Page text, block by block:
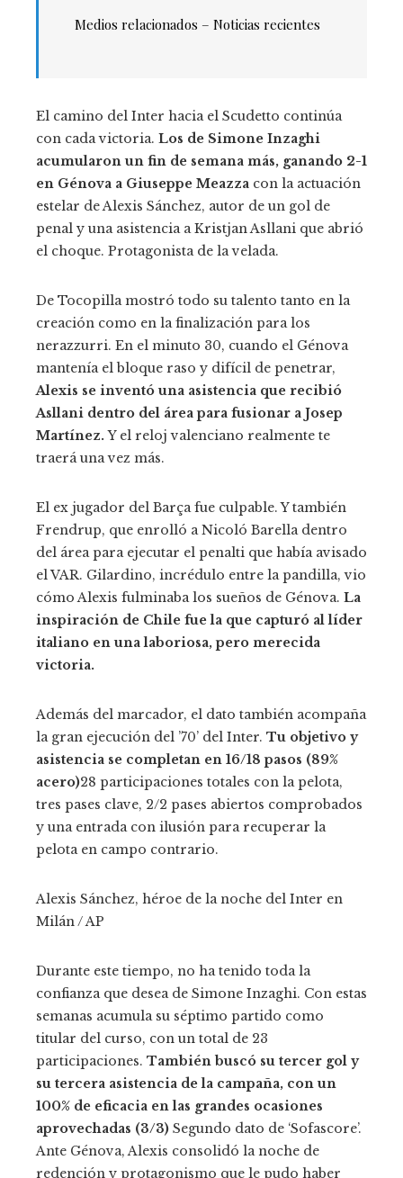
Medios relacionados – Noticias recientes
El camino del Inter hacia el Scudetto continúa
con cada victoria. Los de Simone Inzaghi
acumularon un fin de semana más, ganando 2-1
en Génova a Giuseppe Meazza con la actuación
estelar de Alexis Sánchez, autor de un gol de
penal y una asistencia a Kristjan Asllani que abrió
el choque. Protagonista de la velada.
De Tocopilla mostró todo su talento tanto en la
creación como en la finalización para los
nerazzurri. En el minuto 30, cuando el Génova
mantenía el bloque raso y difícil de penetrar,
Alexis se inventó una asistencia que recibió
Asllani dentro del área para fusionar a Josep
Martínez.Y el reloj valenciano realmente te
traerá una vez más.
El ex jugador del Barça fue culpable. Y también
Frendrup, que enrolló a Nicoló Barella dentro
del área para ejecutar el penalti que había avisado
el VAR. Gilardino, incrédulo entre la pandilla, vio
cómo Alexis fulminaba los sueños de Génova. La
inspiración de Chile fue la que capturó al líder
italiano en una laboriosa, pero merecida
victoria.
Además del marcador, el dato también acompaña
la gran ejecución del ’70’ del Inter. Tu objetivo y
asistencia se completan en 16/18 pasos (89%
acero)28 participaciones totales con la pelota,
tres pases clave, 2/2 pases abiertos comprobados
y una entrada con ilusión para recuperar la
pelota en campo contrario.
Alexis Sánchez, héroe de la noche del Inter en
Milán/ AP
Durante este tiempo, no ha tenido toda la
confianza que desea de Simone Inzaghi. Con estas
semanas acumula su séptimo partido como
titular del curso, con un total de 23
participaciones. También buscó su tercer gol y
su tercera asistencia de la campaña, con un
100% de eficacia en las grandes ocasiones
aprovechadas (3/3) Segundo dato de ‘Sofascore’.
Ante Génova, Alexis consolidó la noche de
redención y protagonismo que le pudo haber